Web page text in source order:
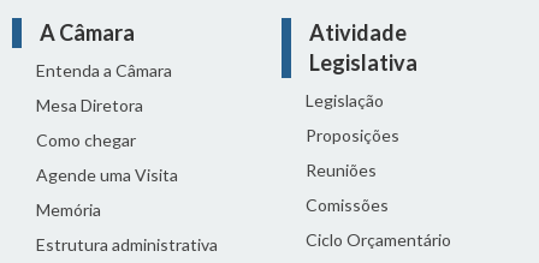
A Câmara
Entenda a Câmara
Mesa Diretora
Como chegar
Agende uma Visita
Memória
Estrutura administrativa
Atividade
Legislativa
Legislação
Proposições
Reuniões
Comissões
Ciclo Orçamentário